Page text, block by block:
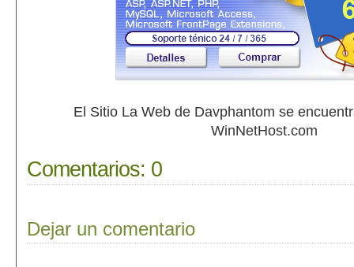
El Sitio La Web de Davphantom se
WinNetHost.com
Comentarios: 0
Dejar un comentario